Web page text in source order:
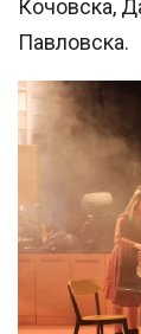
Кочовска,
Павловска.